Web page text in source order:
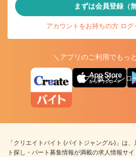
まずは会員登録（無
アカウントをお持ちの方 ログ
＼アプリのご利用でもっ
アプリ版ダウンロ
「クリエイトバイト (バイトジャングル)」は
ト探し・パート募集情報が満載の求人情報サ